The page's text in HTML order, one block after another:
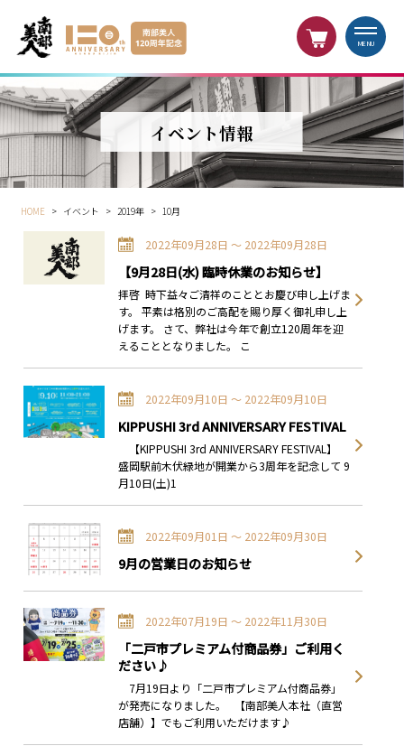
MENU
イベント情報
HOME > イベント > 2019年 > 10月
2022年09月28日 〜 2022年09月28日
【9月28日(水) 臨時休業のお知らせ】
拝啓 時下益々ご清祥のこととお慶び申し上げま
す。 平素は格別のご高配を賜り厚く御礼申し上
げます。 さて、弊社は今年で創立120周年を迎
えることとなりました。 こ
2022年09月10日 〜 2022年09月10日
KIPPUSHI 3rd ANNIVERSARY FESTIVAL
【KIPPUSHI 3rd ANNIVERSARY FESTIVAL】
盛岡駅前木伏緑地が開業から3周年を記念して 9
月10日(土)1
2022年09月01日 〜 2022年09月30日
9月の営業日のお知らせ
2022年07月19日 〜 2022年11月30日
「二戸市プレミアム付商品券」ご利用く
ださい♪
7月19日より「二戸市プレミアム付商品券」
が発売になりました。 【南部美人本社（直営
店舗）】でもご利用いただけます♪